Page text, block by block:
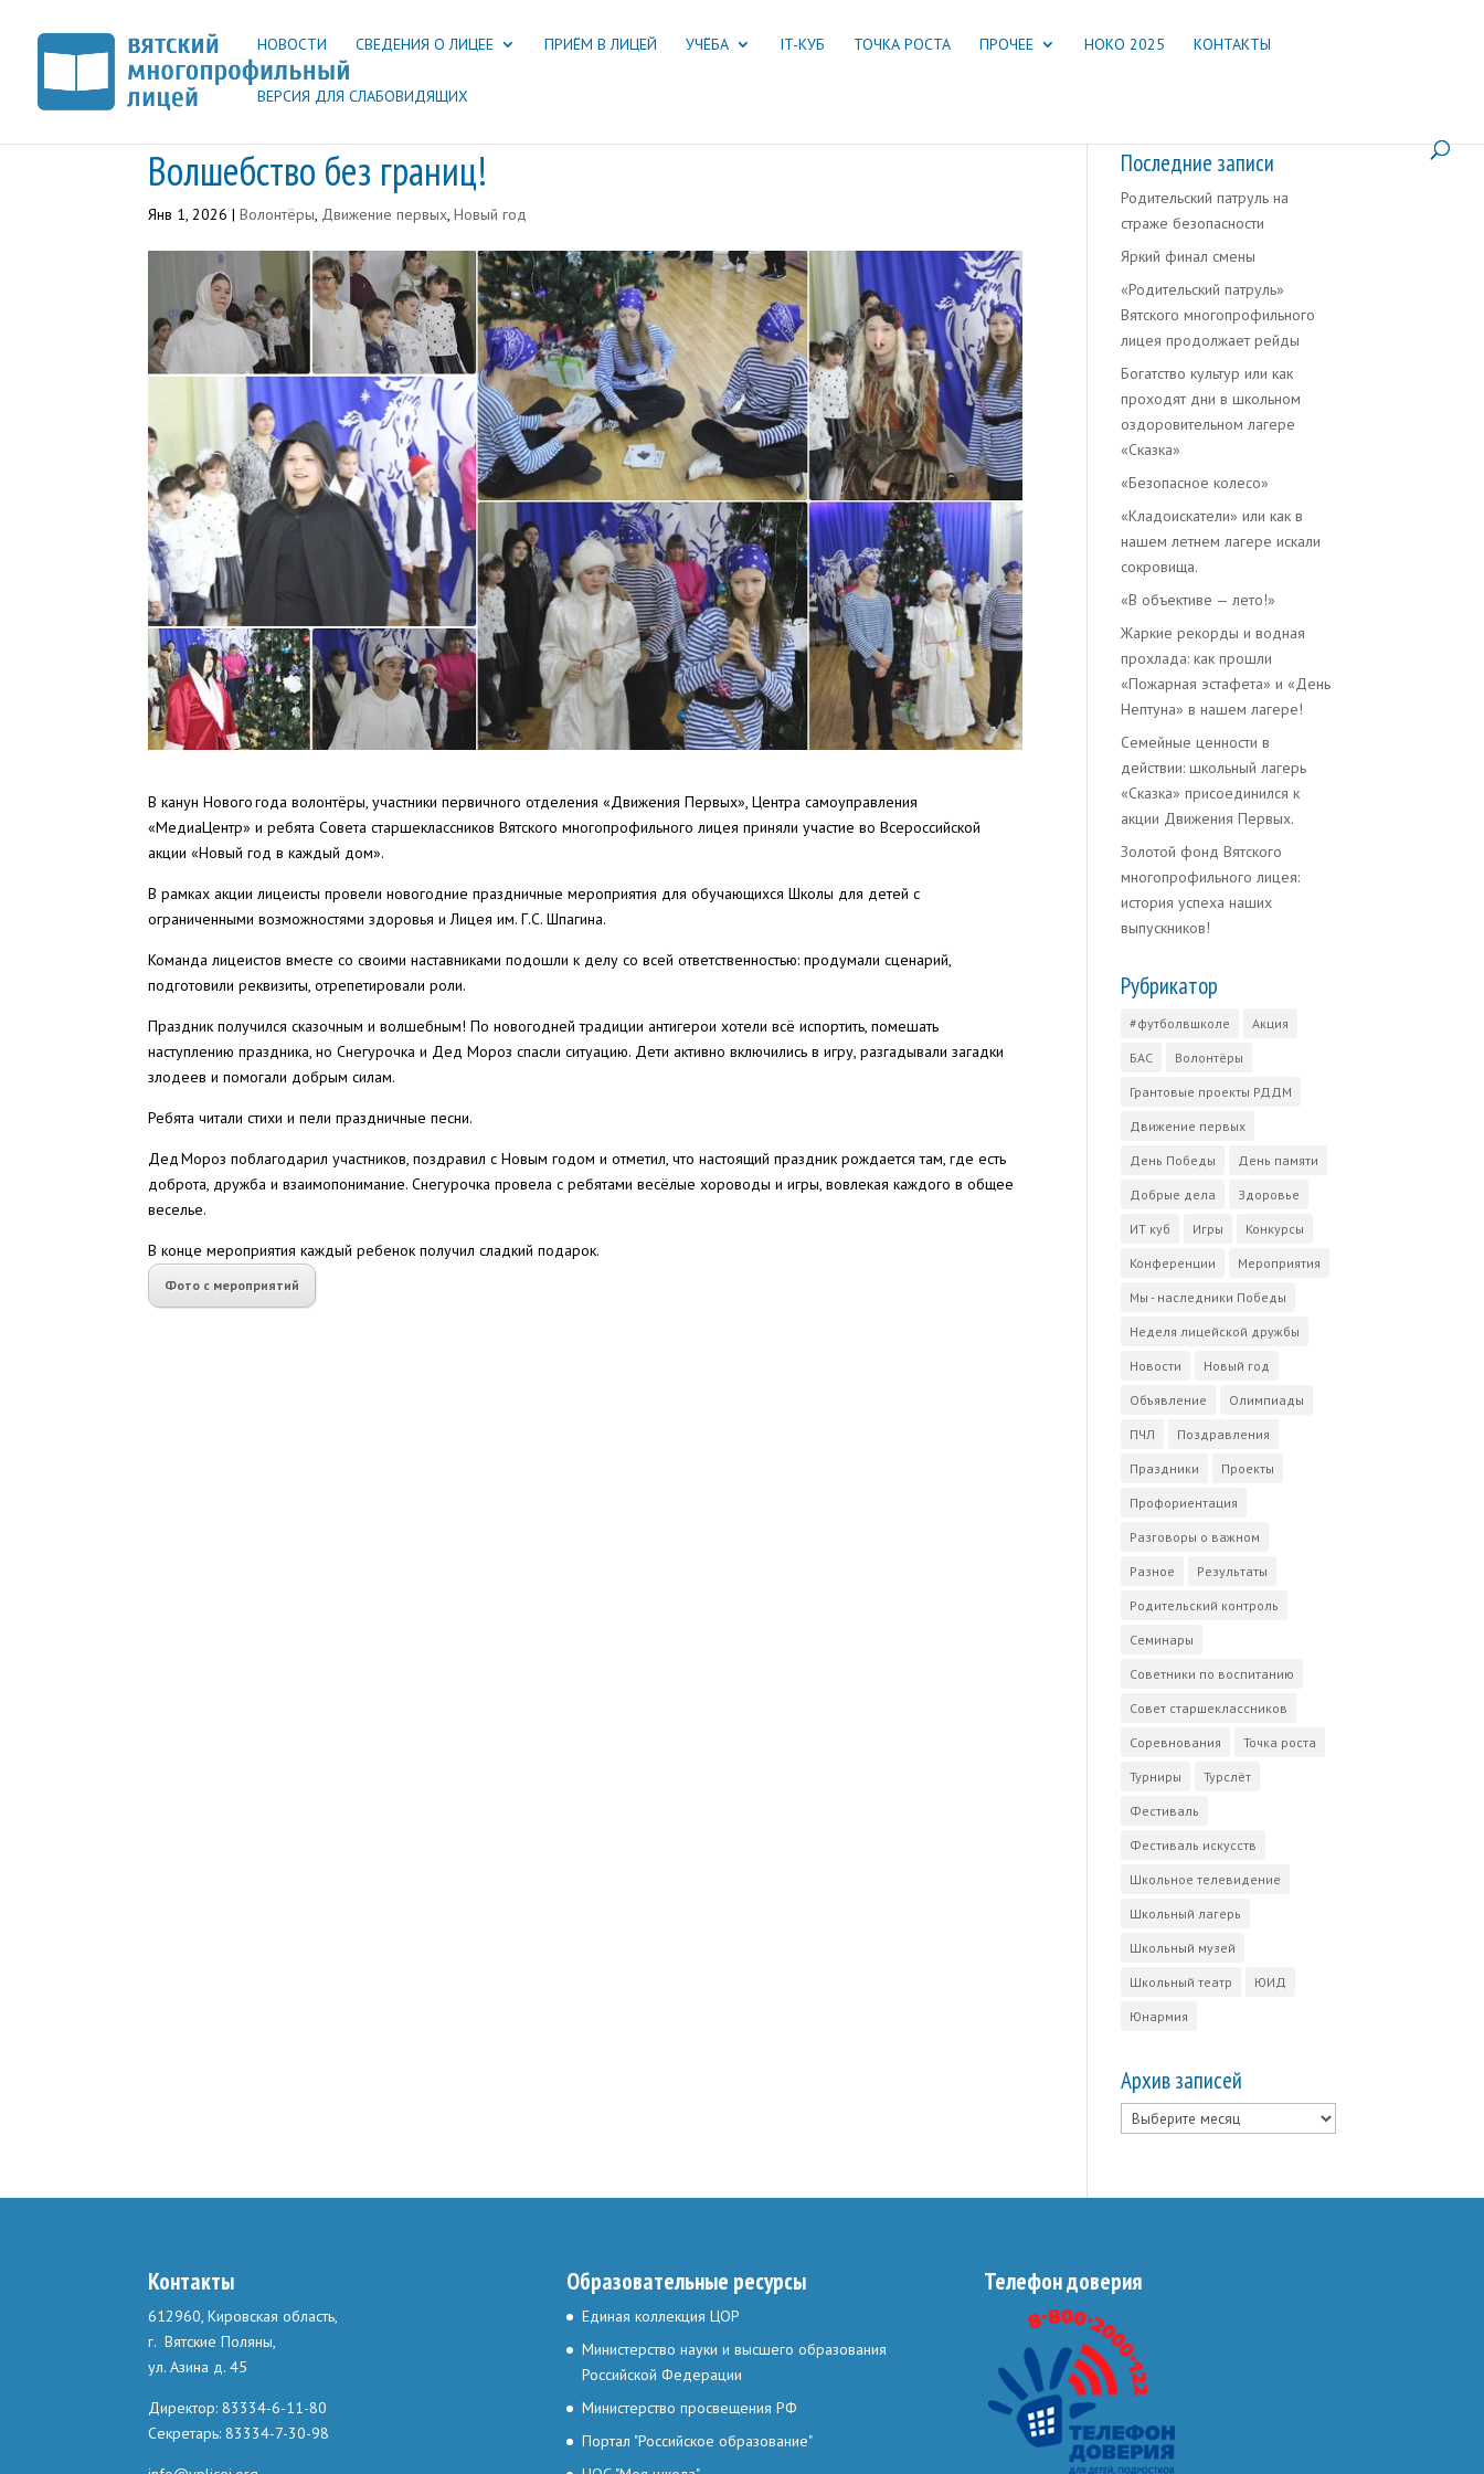
НОВОСТИ СВЕДЕНИЯ О ЛИЦЕЕ ПРИЁМ В ЛИЦЕЙ УЧЁБА IT-КУБ ТОЧКА РОСТА ПРОЧЕЕ НОКО 2025 КОНТАКТЫ
ВЕРСИЯ ДЛЯ СЛАБОВИДЯЩИХ
Волшебство без границ!
Янв 1, 2026 |Волонтёры, Движение первых,Новый год
В канун Нового года волонтёры, участники первичного отделения «Движения Первых», Центра самоуправления
«МедиаЦентр» и ребята Совета старшеклассников Вятского многопрофильного лицея приняли участие во Всероссийской
акции «Новый год в каждый дом».
В рамках акции лицеисты провели новогодние праздничные мероприятия для обучающихся Школы для детей с
ограниченными возможностями здоровья и Лицея им. Г.С. Шпагина.
Команда лицеистов вместе со своими наставниками подошли к делу со всей ответственностью: продумали сценарий,
подготовили реквизиты, отрепетировали роли.
Праздник получился сказочным и волшебным! По новогодней традиции антигерои хотели всё испортить, помешать
наступлению праздника, но Снегурочка и Дед Мороз спасли ситуацию. Дети активно включились в игру, разгадывали загадки
злодеев и помогали добрым силам.
Ребята читали стихи и пели праздничные песни.
Дед Мороз поблагодарил участников, поздравил с Новым годом и отметил, что настоящий праздник рождается там, где есть
доброта, дружба и взаимопонимание. Снегурочка провела с ребятами весёлые хороводы и игры, вовлекая каждого в общее
веселье.
В конце мероприятия каждый ребенок получил сладкий подарок.
Фото с мероприятий
Последние записи
Родительский патруль на
страже безопасности
Яркий финал смены
«Родительский патруль»
Вятского многопрофильного
лицея продолжает рейды
Богатство культур или как
проходят дни в школьном
оздоровительном лагере
«Сказка»
«Безопасное колесо»
«Кладоискатели» или как в
нашем летнем лагере искали
сокровища.
«В объективе — лето!»
Жаркие рекорды и водная
прохлада: как прошли
«Пожарная эстафета» и «День
Нептуна» в нашем лагере!
Семейные ценности в
действии: школьный лагерь
«Сказка» присоединился к
акции Движения Первых.
Золотой фонд Вятского
многопрофильного лицея:
история успеха наших
выпускников!
Рубрикатор
#футболвшколе Акция
БАС Волонтёры
Грантовые проекты РДДМ
Движение первых
День Победы День памяти
Добрые дела Здоровье
ИТ куб Игры Конкурсы
Конференции Мероприятия
Мы - наследники Победы
Неделя лицейской дружбы
Новости Новый год
Объявление Олимпиады
ПЧЛ Поздравления
Праздники Проекты
Профориентация
Разговоры о важном
Разное Результаты
Родительский контроль
Семинары
Советники по воспитанию
Совет старшеклассников
Соревнования Точка роста
Турниры Турслёт
Фестиваль
Фестиваль искусств
Школьное телевидение
Школьный лагерь
Школьный музей
Школьный театр ЮИД
Юнармия
Архив записей
Архив
записей
Контакты
612960, Кировская область,
г. Вятские Поляны,
ул. Азина д. 45
Директор: 83334-6-11-80
Секретарь: 83334-7-30-98
Образовательные ресурсы
Единая коллекция ЦОР
Министерство науки и высшего образования
Российской Федерации
Министерство просвещения РФ
Портал "Российское образование"
Телефон доверия